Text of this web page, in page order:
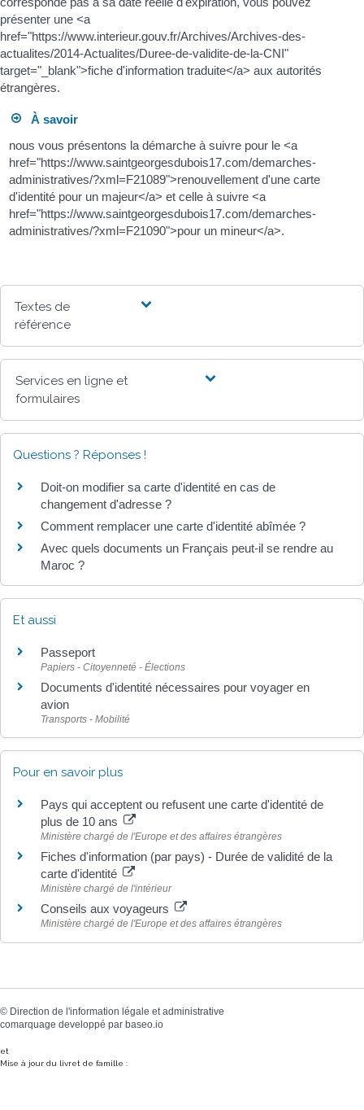
présenter une <a
href="https://www.interieur.gouv.fr/Archives/Archives-des-
actualites/2014-Actualites/Duree-de-validite-de-la-CNI"
target="_blank">fiche d'information traduite</a> aux autorités
étrangères.
À savoir
nous vous présentons la démarche à suivre pour le <a
href="https://www.saintgeorgesdubois17.com/demarches-
administratives/?xml=F21089">renouvellement d'une carte
d'identité pour un majeur</a> et celle à suivre <a
href="https://www.saintgeorgesdubois17.com/demarches-
administratives/?xml=F21090">pour un mineur</a>.
Textes de
référence
Services en ligne et
formulaires
Questions ? Réponses !
Doit-on modifier sa carte d'identité en cas de
changement d'adresse ?
Comment remplacer une carte d'identité abîmée ?
Avec quels documents un Français peut-il se rendre au
Maroc ?
Et aussi
Passeport
Papiers - Citoyenneté - Élections
Documents d'identité nécessaires pour voyager en
avion
Transports - Mobilité
Pour en savoir plus
Pays qui acceptent ou refusent une carte d'identité de
plus de 10 ans
Ministère chargé de l'Europe et des affaires étrangères
Fiches d'information (par pays) - Durée de validité de la
carte d'identité
Ministère chargé de l'intérieur
Conseils aux voyageurs
Ministère chargé de l'Europe et des affaires étrangères
© Direction de l'information légale et administrative
comarquage developpé par baseo.io
et
Mise à jour du livret de famille :